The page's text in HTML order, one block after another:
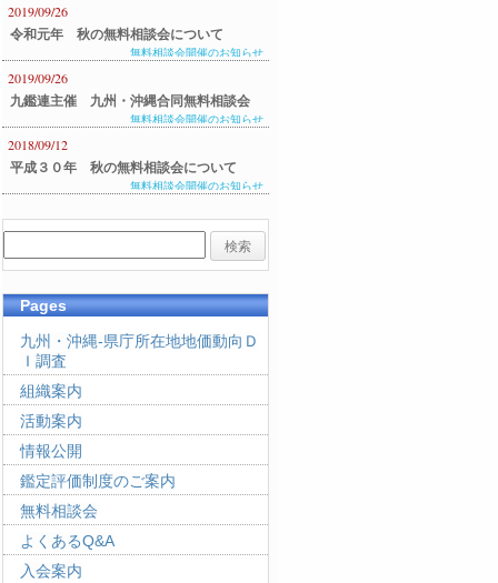
2019/09/26
令和元年 秋の無料相談会について
無料相談会開催のお知らせ
2019/09/26
九鑑連主催 九州・沖縄合同無料相談会
のご案内
無料相談会開催のお知らせ
2018/09/12
平成３０年 秋の無料相談会について
無料相談会開催のお知らせ
Pages
九州・沖縄-県庁所在地地価動向Ｄ
Ｉ調査
組織案内
活動案内
情報公開
鑑定評価制度のご案内
無料相談会
よくあるQ&A
入会案内